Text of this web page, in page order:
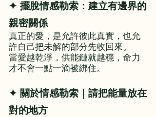
✦ 擺脫情感勒索：建立有邊界的
親密關係
真正的愛，是允許彼此真實，也允
許自己把未解的部分先收回來。
當愛越乾淨，供能鏈就越穩，命力
才不會一點一滴被綁住。
✦ 關於情感勒索｜請把能量放在
對的地方